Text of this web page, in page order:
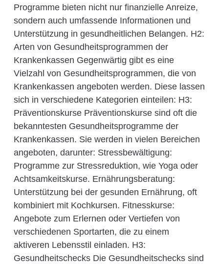
Programme bieten nicht nur finanzielle Anreize,
sondern auch umfassende Informationen und
Unterstützung in gesundheitlichen Belangen. H2:
Arten von Gesundheitsprogrammen der
Krankenkassen Gegenwärtig gibt es eine
Vielzahl von Gesundheitsprogrammen, die von
Krankenkassen angeboten werden. Diese lassen
sich in verschiedene Kategorien einteilen: H3:
Präventionskurse Präventionskurse sind oft die
bekanntesten Gesundheitsprogramme der
Krankenkassen. Sie werden in vielen Bereichen
angeboten, darunter: Stressbewältigung:
Programme zur Stressreduktion, wie Yoga oder
Achtsamkeitskurse. Ernährungsberatung:
Unterstützung bei der gesunden Ernährung, oft
kombiniert mit Kochkursen. Fitnesskurse:
Angebote zum Erlernen oder Vertiefen von
verschiedenen Sportarten, die zu einem
aktiveren Lebensstil einladen. H3:
Gesundheitschecks Die Gesundheitschecks sind